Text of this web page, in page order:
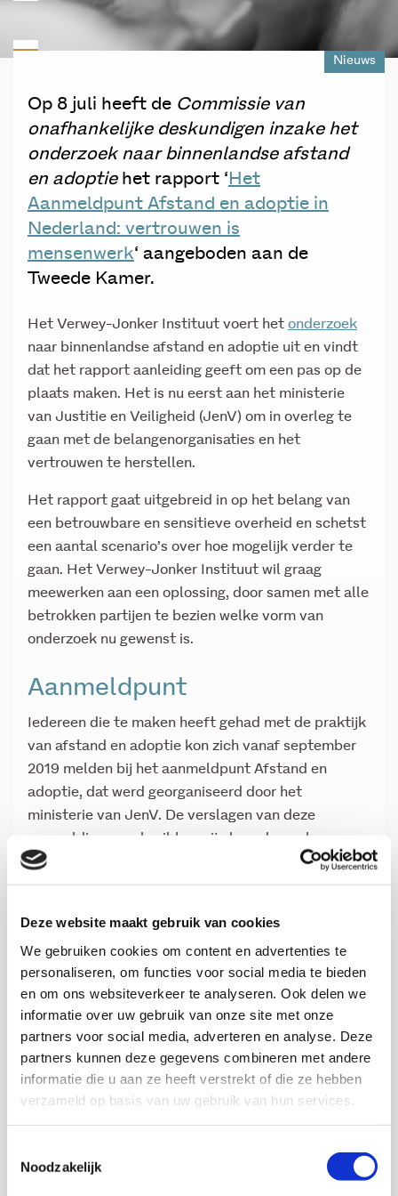
Deze website maakt gebruik van cookies
We gebruiken cookies om content en advertenties te
personaliseren, om functies voor social media te bieden
en om ons websiteverkeer te analyseren. Ook delen we
informatie over uw gebruik van onze site met onze
partners voor social media, adverteren en analyse. Deze
partners kunnen deze gegevens combineren met andere
informatie die u aan ze heeft verstrekt of die ze hebben
verzameld op basis van uw gebruik van hun services.
Noodzakelijk
Nieuws
Op 8 juli heeft de Commissie van
onafhankelijke deskundigen inzake het
onderzoek naar binnenlandse afstand
en adoptiehet rapport ‘ Het
Aanmeldpunt Afstand en adoptie in
Nederland: vertrouwen is
mensenwerk‘ aangeboden aan de
Tweede Kamer.
Het Verwey-Jonker Instituut voert het onderzoek
naar binnenlandse afstand en adoptie uit en vindt
dat het rapport aanleiding geeft om een pas op de
plaats maken. Het is nu eerst aan het ministerie
van Justitie en Veiligheid (JenV) om in overleg te
gaan met de belangenorganisaties en het
vertrouwen te herstellen.
Het rapport gaat uitgebreid in op het belang van
een betrouwbare en sensitieve overheid en schetst
een aantal scenario’s over hoe mogelijk verder te
gaan. Het Verwey-Jonker Instituut wil graag
meewerken aan een oplossing, door samen met alle
betrokken partijen te bezien welke vorm van
onderzoek nu gewenst is.
Aanmeldpunt
Iedereen die te maken heeft gehad met de praktijk
van afstand en adoptie kon zich vanaf september
2019 melden bij het aanmeldpunt Afstand en
adoptie, dat werd georganiseerd door het
ministerie van JenV. De verslagen van deze
aanmeldingen gebruikten wij als onderzoekers om
een selectie te maken van betrokkenen die wij
wilden interviewen. Nadat bekend werd dat bij het
opschrijven en bewaren van de aanmeldverslagen,
zijn wij op verzoek van het ministerie van JenV in
juli 2020 gestopt met de voorbereiding en
uitvoering van de interviews. Alleen het literatuur-
en archiefonderzoek is doorgegaan.
Voor het Verwey-Jonker Instituut is altijd
belangrijk geweest dat ons onafhankelijke
onderzoek een bijdrage zou leveren aan het
vergroten van inzicht in de ervaringen van alle
betrokkenen en het handelen van alle instituties.
Wij betreuren het dat de aanmelders en